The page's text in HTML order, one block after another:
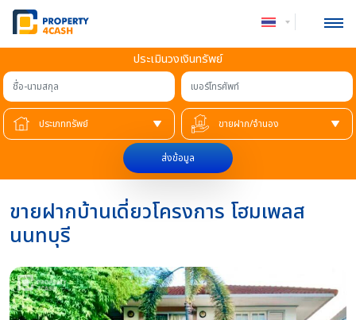
ประเมินวงเงินทรัพย์
ชื่อ-นามสกุล
เบอร์โทรศัพท์
ส่งข้อมูล
ขายฝากบ้านเดี่ยวโครงการ โฮมเพลส
นนทบุรี